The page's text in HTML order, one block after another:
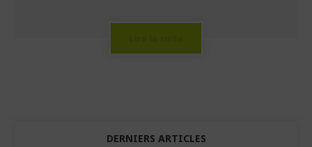
DERNIERS ARTICLES